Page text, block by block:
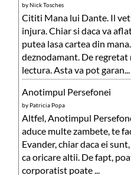
byNick Tosches
Cititi Mana lui Dante. Il
injura. Chiar si daca va
putea lasa cartea din
deznodamant. De regretat
lectura. Asta va pot garan...
Anotimpul Persefonei
by Patricia Popa
Altfel, Anotimpul
aduce multe zambete, te
Evander, chiar daca ei
ca oricare altii. De fapt,
corporatist poate ...